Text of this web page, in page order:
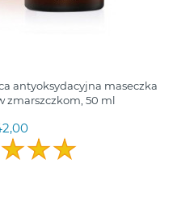
antyoksydacyjna maseczka
zmarszczkom, 50 ml